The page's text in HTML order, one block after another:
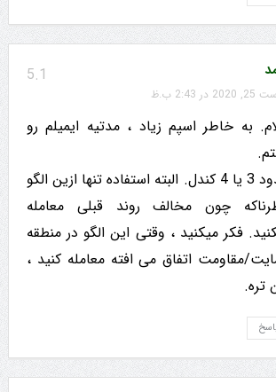
5.1
در 2:43 ب.ظ
به خاطر اسپم زیاد ، مدتیه ایمیلم رو
حدود 3 یا 4 کندل. البته استفاده تنها ازین الگو
چون مخالف روند قبلی معامله
فکر میکنید ، وقتی این الگو در منطقه
مقاومت اتفاق می افته معامله کنید ،
تره.